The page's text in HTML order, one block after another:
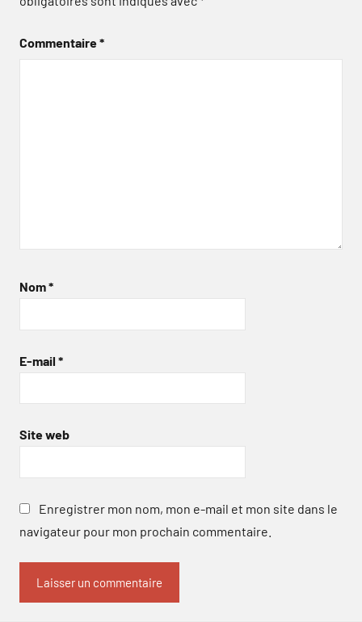
Commentaire*
Nom*
E-mail *
Site web
Enregistrer mon nom, mon e-mail et mon site dans le
navigateur pour mon prochain commentaire.